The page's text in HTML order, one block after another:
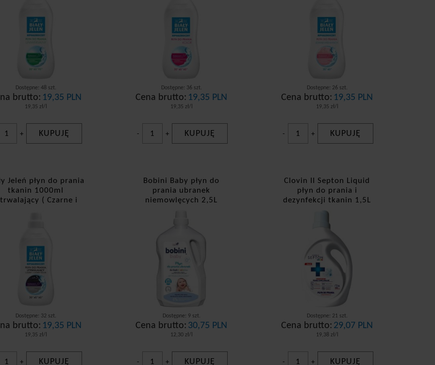
Dostępne: 48 szt.
brutto: 19,35 PLN
19,35 zł/l
+ KUPUJĘ
Dostępne: 36 szt.
Cena brutto: 19,35 PLN
19,35 zł/l
- + KUPUJĘ
Dostępne: 26 szt.
Cena brutto: 19,35 PLN
19,35 zł/l
- + KUPUJĘ
Jeleń płyn do prania
tkanin 1000ml
( Czarne i
Dostępne: 32 szt.
brutto: 19,35 PLN
19,35 zł/l
+ KUPUJĘ
Bobini Baby płyn do
prania ubranek
niemowlęcych 2,5L
Dostępne: 9 szt.
Cena brutto: 30,75 PLN
12,30 zł/l
- + KUPUJĘ
Clovin II Septon Liquid
płyn do prania i
dezynfekcji tkanin 1,5L
Dostępne: 21 szt.
Cena brutto: 29,07 PLN
19,38 zł/l
- + KUPUJĘ